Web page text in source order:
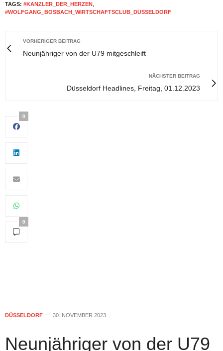
TAGS: #KANZLER_DER_HERZEN
#WOLFGANG_BOSBACH_WIRTSCHAFTSCLUB_DÜSSELDORF
VORHERIGER BEITRAG
Neunjähriger von der U79 mitgeschleift
NÄCHSTER BEITRAG
Düsseldorf Headlines, Freitag, 01.12.2023
0
0
DÜSSELDORF 30. NOVEMBER 2023
Neunjähriger von der U79